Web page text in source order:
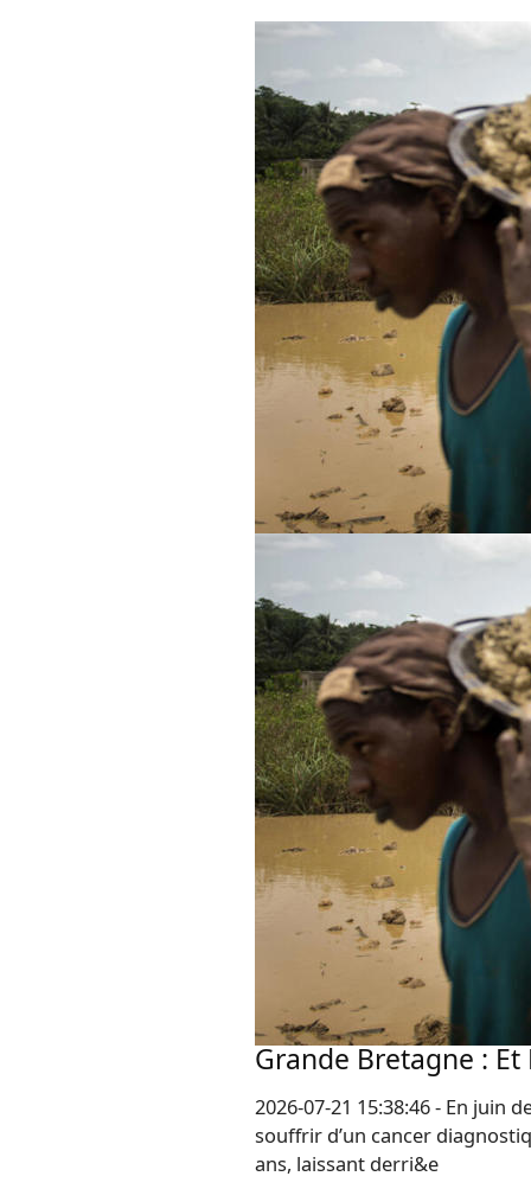
Grande Bretagne : Et
2026-07-21 15:38:46 - En juin
souffrir d’un cancer
ans, laissant derri&e